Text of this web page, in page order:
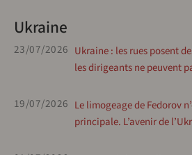
Ukraine
23/07/2026 Ukraine : les rues posent
les dirigeants ne peuvent
19/07/2026 Le limogeage de Fedorov
principale. L’avenir de